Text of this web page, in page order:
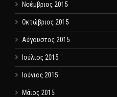
Νοέμβριος 2015
Οκτώβριος 2015
Αύγουστος 2015
Ιούλιος 2015
Ιούνιος 2015
Μάιος 2015